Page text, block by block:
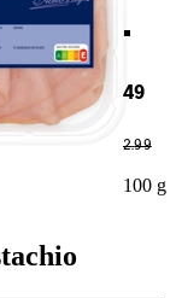
.
49
2.99
100 g